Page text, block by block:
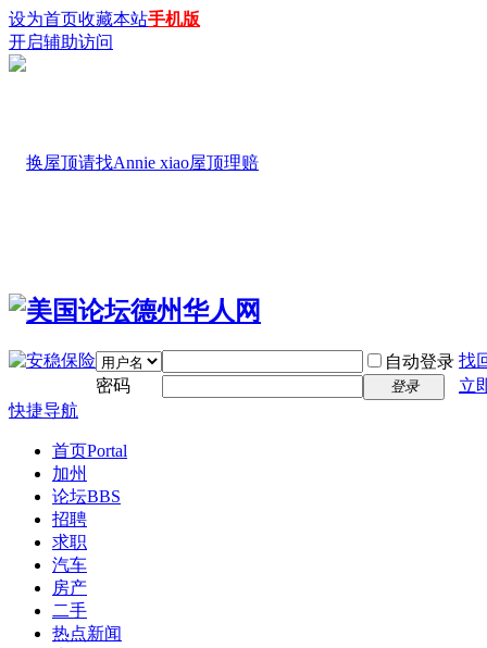
设为首页收藏本站手机版
开启辅助访问
自动登录 找
密码
登录
立
快捷导航
首页Portal
加州
论坛BBS
招聘
求职
汽车
房产
二手
热点新闻